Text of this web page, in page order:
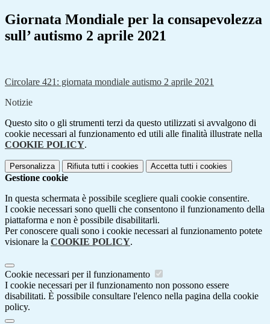
Giornata Mondiale per la consapevolezza
sull’ autismo 2 aprile 2021
Circolare 421: giornata mondiale autismo 2 aprile 2021
Notizie
Questo sito o gli strumenti terzi da questo utilizzati si avvalgono di
cookie necessari al funzionamento ed utili alle finalità illustrate nella
COOKIE POLICY.
Personalizza Rifiuta tutti i cookies Accetta tutti i cookies
Gestione cookie
In questa schermata è possibile scegliere quali cookie consentire.
I cookie necessari sono quelli che consentono il funzionamento della
piattaforma e non è possibile disabilitarli.
Per conoscere quali sono i cookie necessari al funzionamento potete
visionare la COOKIE POLICY.
Cookie necessari per il funzionamento
I cookie necessari per il funzionamento non possono essere
disabilitati. È possibile consultare l'elenco nella pagina della cookie
policy.